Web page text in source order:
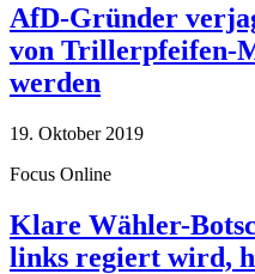
AfD-Gründer
von Trillerpfeifen-
werden
19. Oktober 2019
Focus Online
Klare Wähler-
links regiert wird,